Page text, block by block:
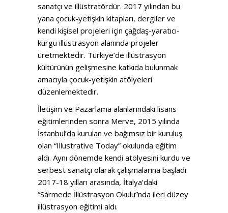
sanatçı ve illüstratördür. 2017 yılından bu
yana çocuk-yetişkin kitapları, dergiler ve
kendi kişisel projeleri için çağdaş-yaratıcı-
kurgu illüstrasyon alanında projeler
üretmektedir. Türkiye’de illüstrasyon
kültürünün gelişmesine katkıda bulunmak
amacıyla çocuk-yetişkin atölyeleri
düzenlemektedir.
İletişim ve Pazarlama alanlarındaki lisans
eğitimlerinden sonra Merve, 2015 yılında
İstanbul’da kurulan ve bağımsız bir kuruluş
olan “Illustrative Today” okulunda eğitim
aldı. Aynı dönemde kendi atölyesini kurdu ve
serbest sanatçı olarak çalışmalarına başladı.
2017-18 yılları arasında, İtalya’daki
“Sàrmede İllüstrasyon Okulu”nda ileri düzey
illüstrasyon eğitimi aldı.